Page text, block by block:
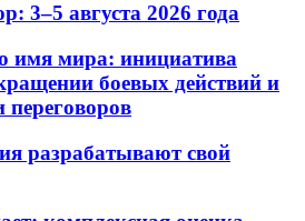
3–5 августа 2026 года
имя мира: инициатива
боевых действий и
переговоров
разрабатывают свой